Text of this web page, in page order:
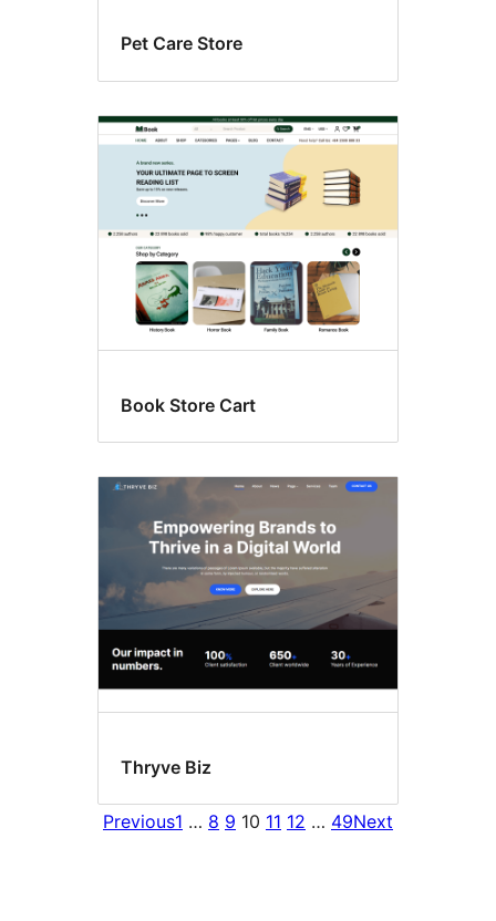
Pet Care Store
Book Store Cart
Thryve Biz
Previous1 … 8 9 10 11 12 … 49Next